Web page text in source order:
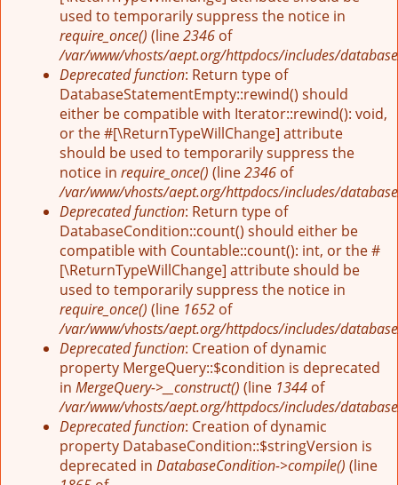
used to temporarily suppress the notice in
require_once() (line2346 of
/var/www/vhosts/aept.org/httpdocs/includes/
Deprecated function: Return type of
DatabaseStatementEmpty::rewind() should
either be compatible with Iterator::rewind(): void,
or the #[\ReturnTypeWillChange] attribute
should be used to temporarily suppress the
notice in require_once() (line2346 of
/var/www/vhosts/aept.org/httpdocs/includes/
Deprecated function: Return type of
DatabaseCondition::count() should either be
compatible with Countable::count(): int, or the #
[\ReturnTypeWillChange] attribute should be
used to temporarily suppress the notice in
require_once() (line 1652 of
/var/www/vhosts/aept.org/httpdocs/includes/
Deprecated function: Creation of dynamic
property MergeQuery::$condition is deprecated
in MergeQuery->__construct() (line 1344 of
/var/www/vhosts/aept.org/httpdocs/includes/
Deprecated function: Creation of dynamic
property DatabaseCondition::$stringVersion is
deprecated in DatabaseCondition->compile() (line